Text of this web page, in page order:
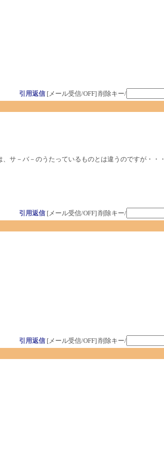
引用返信[メール受信/OFF] 削除キー/
サ－バ－のうたっているものとは違うのですが・・・
引用返信[メール受信/OFF] 削除キー/
引用返信[メール受信/OFF] 削除キー/